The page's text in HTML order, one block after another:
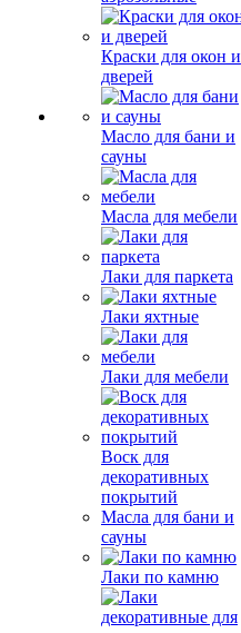
Краски для окон и
дверей
Масло для бани и
сауны
Масла для мебели
Лаки для паркета
Лаки яхтные
Лаки для мебели
Воск для
декоративных
покрытий
Масла для бани и
сауны
Лаки по камню